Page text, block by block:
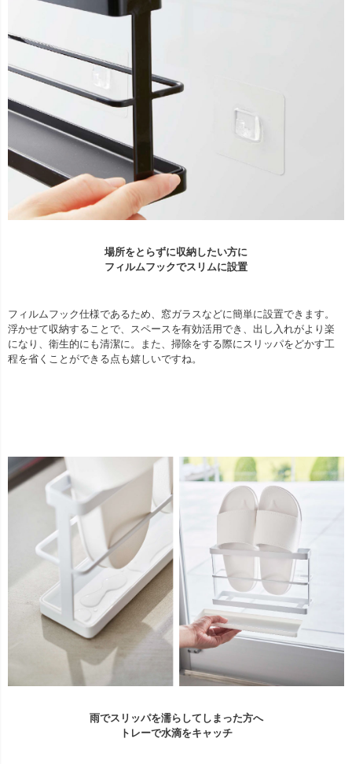
場所をとらずに収納したい方に
フィルムフックでスリムに設置
フィルムフック仕様であるため、窓ガラスなどに簡単に設置できます。
浮かせて収納することで、スペースを有効活用でき、出し入れがより楽
になり、衛生的にも清潔に。また、掃除をする際にスリッパをどかす工
程を省くことができる点も嬉しいですね。
雨でスリッパを濡らしてしまった方へ
トレーで水滴をキャッチ